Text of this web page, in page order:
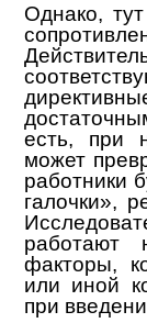
Однако,
есть, при
может
работники
галочки»,
работают
факторы,
или иной
при